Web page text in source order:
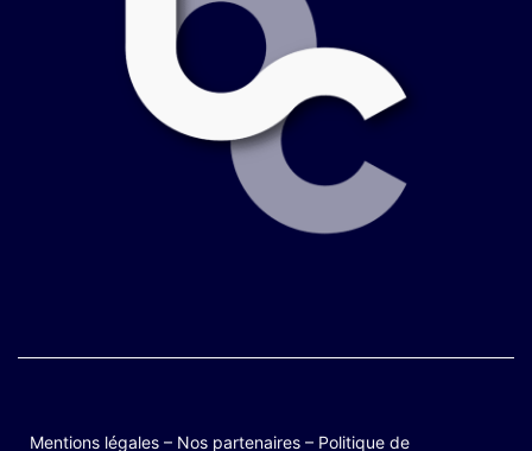
Mentions légales – Nos partenaires – Politique de